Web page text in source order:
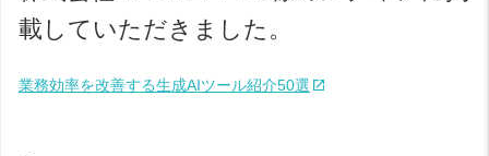
載していただきました。
業務効率を改善する生成AIツール紹介50選